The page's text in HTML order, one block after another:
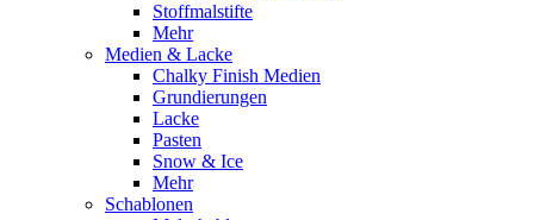
Stoffmalstifte
Mehr
Medien & Lacke
Chalky Finish Medien
Grundierungen
Lacke
Pasten
Snow & Ice
Mehr
Schablonen